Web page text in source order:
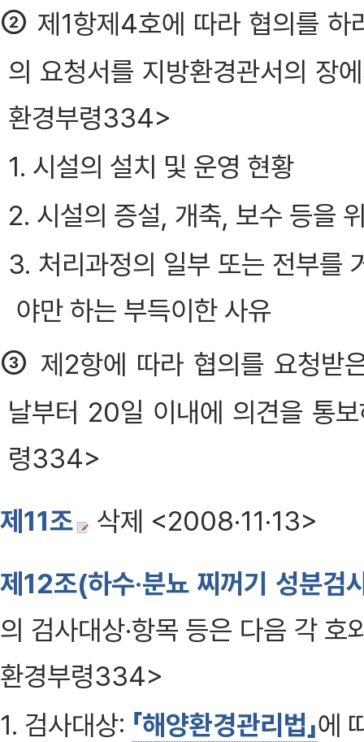
② 제1항제4호에 따라 협의를 하
의 요청서를 지방환경관서의 장
환경부령334>
1. 시설의 설치 및 운영 현황
2. 시설의 증설, 개축, 보수 등을
3. 처리과정의 일부 또는 전부를
야만 하는 부득이한 사유
③ 제2항에 따라 협의를 요청받
날부터 20일 이내에 의견을 통
령334>
제11조
삭제 <2008·11·13>
제12조(하수·분뇨 찌꺼기 성분검
의 검사대상·항목 등은 다음 각
환경부령334>
1. 검사대상: 「해양환경관리법」에